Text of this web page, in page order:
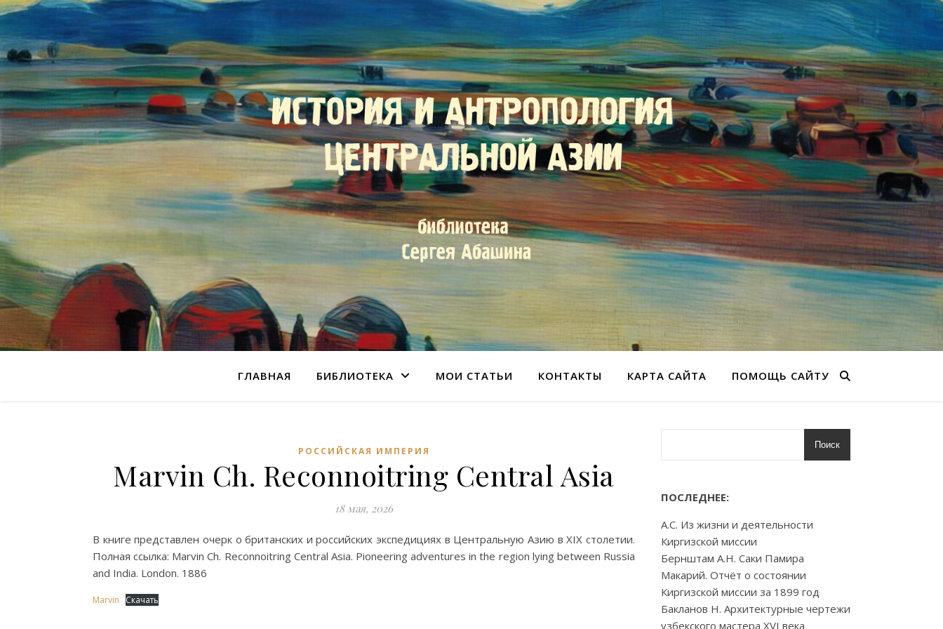
ГЛАВНАЯ БИБЛИОТЕКА МОИ СТАТЬИ КОНТАКТЫ КАРТА САЙТА ПОМОЩЬ САЙТУ
РОССИЙСКАЯ ИМПЕРИЯ
Marvin Ch. Reconnoitring Central Asia
18 мая, 2026
В книге представлен очерк о британских и российских экспедициях в Центральную Азию в XIX столетии.
Полная ссылка: Marvin Ch. Reconnoitring Central Asia. Pioneering adventures in the region lying between Russia
and India. London. 1886
Marvin Скачать
Поиск
ПОСЛЕДНЕЕ:
А.С. Из жизни и деятельности
Киргизской миссии
Бернштам А.Н. Саки Памира
Макарий. Отчёт о состоянии
Киргизской миссии за 1899 год
Бакланов Н. Архитектурные чертежи
узбекского мастера XVI века